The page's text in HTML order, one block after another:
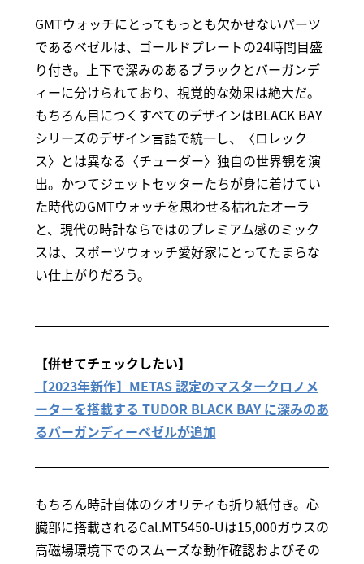
GMTウォッチにとってもっとも欠かせないパーツ
であるベゼルは、ゴールドプレートの24時間目盛
り付き。上下で深みのあるブラックとバーガンデ
ィーに分けられており、視覚的な効果は絶大だ。
もちろん目につくすべてのデザインはBLACK BAY
シリーズのデザイン言語で統一し、〈ロレック
ス〉とは異なる〈チューダー〉独自の世界観を演
出。かつてジェットセッターたちが身に着けてい
た時代のGMTウォッチを思わせる枯れたオーラ
と、現代の時計ならではのプレミアム感のミック
スは、スポーツウォッチ愛好家にとってたまらな
い仕上がりだろう。
【併せてチェックしたい】
【2023年新作】METAS 認定のマスタークロノメ
ーターを搭載する TUDOR BLACK BAY に深みのあ
るバーガンディーベゼルが追加
もちろん時計自体のクオリティも折り紙付き。心
臓部に搭載されるCal.MT5450-Uは15,000ガウスの
高磁場環境下でのスムーズな動作確認およびその